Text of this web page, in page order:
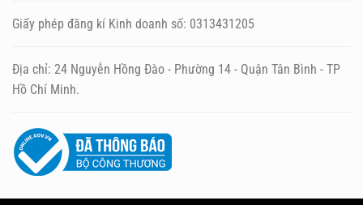
Giấy phép đăng kí Kinh doanh số: 0313431205
Địa chỉ: 24 Nguyễn Hồng Đào - Phường 14 - Quận Tân Bình - TP
Hồ Chí Minh.